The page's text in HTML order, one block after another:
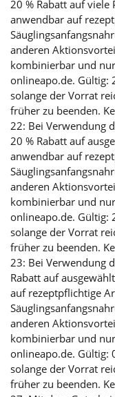
20 % Rabatt auf viele
anwendbar auf
anderen
kombinierbar und
onlineapo.de. Gültig:
solange der Vorrat
früher zu beenden.
22: Bei Verwendung
20 % Rabatt auf
anwendbar auf
anderen
kombinierbar und
onlineapo.de. Gültig:
solange der Vorrat
früher zu beenden.
23: Bei Verwendung
Rabatt auf
auf rezeptpflichtige
anderen
kombinierbar und
onlineapo.de. Gültig:
solange der Vorrat
früher zu beenden.